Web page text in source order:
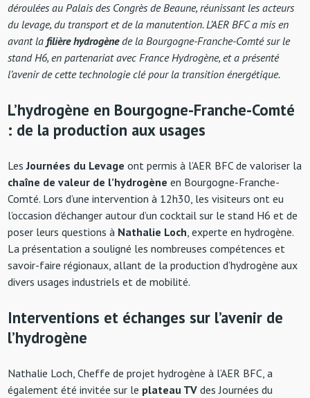
déroulées au Palais des Congrès de Beaune, réunissant les acteurs
du levage, du transport et de la manutention. L’AER BFC a mis en
avant la filière hydrogènede la Bourgogne-Franche-Comté sur le
stand H6, en partenariat avec France Hydrogène, et a présenté
l’avenir de cette technologie clé pour la transition énergétique.
L’hydrogène en Bourgogne-Franche-Comté
: de la production aux usages
LesJournées du Levage ont permis à l’AER BFC de valoriser la
chaîne de valeur de l’hydrogène en Bourgogne-Franche-
Comté. Lors d’une intervention à 12h30, les visiteurs ont eu
l’occasion d’échanger autour d’un cocktail sur le stand H6 et de
poser leurs questions à Nathalie Loch, experte en hydrogène.
La présentation a souligné les nombreuses compétences et
savoir-faire régionaux, allant de la production d’hydrogène aux
divers usages industriels et de mobilité.
Interventions et échanges sur l’avenir de
l’hydrogène
Nathalie Loch, Cheffe de projet hydrogène à l’AER BFC, a
également été invitée sur le plateau TV des Journées du